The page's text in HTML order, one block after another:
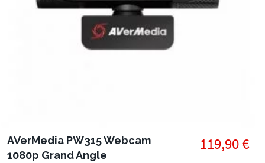
AVerMedia PW315 Webcam
1080p Grand Angle
119,90 €